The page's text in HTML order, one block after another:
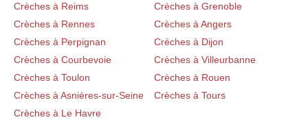
Crèches à Reims
Crèches à Grenoble
Crèches à Rennes
Crèches à Angers
Crèches à Perpignan
Crèches à Dijon
Crèches à Courbevoie
Crèches à Villeurbanne
Crèches à Toulon
Crèches à Rouen
Crèches à Asnières-sur-Seine
Crèches à Tours
Crèches à Le Havre